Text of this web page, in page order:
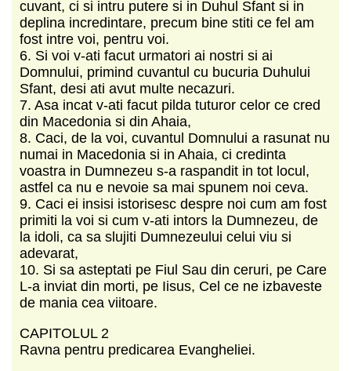
cuvant, ci si intru putere si in Duhul Sfant si in
deplina incredintare, precum bine stiti ce fel am
fost intre voi, pentru voi.
6. Si voi v-ati facut urmatori ai nostri si ai
Domnului, primind cuvantul cu bucuria Duhului
Sfant, desi ati avut multe necazuri.
7. Asa incat v-ati facut pilda tuturor celor ce cred
din Macedonia si din Ahaia,
8. Caci, de la voi, cuvantul Domnului a rasunat nu
numai in Macedonia si in Ahaia, ci credinta
voastra in Dumnezeu s-a raspandit in tot locul,
astfel ca nu e nevoie sa mai spunem noi ceva.
9. Caci ei insisi istorisesc despre noi cum am fost
primiti la voi si cum v-ati intors la Dumnezeu, de
la idoli, ca sa slujiti Dumnezeului celui viu si
adevarat,
10. Si sa asteptati pe Fiul Sau din ceruri, pe Care
L-a inviat din morti, pe Iisus, Cel ce ne izbaveste
de mania cea viitoare.
CAPITOLUL 2
Ravna pentru predicarea Evangheliei.